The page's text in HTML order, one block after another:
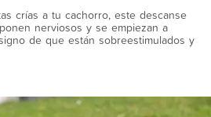
crías a tu cachorro, este descanse
nerviosos y se empiezan a
de que están sobreestimulados y